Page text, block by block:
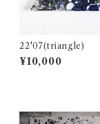
22'07(triangle)
¥10,000